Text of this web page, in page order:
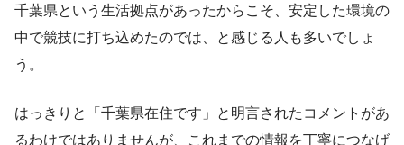
千葉県という生活拠点があったからこそ、安定した環境の
中で競技に打ち込めたのでは、と感じる人も多いでしょ
う。
はっきりと「千葉県在住です」と明言されたコメントがあ
るわけではありませんが、これまでの情報を丁寧につなげ